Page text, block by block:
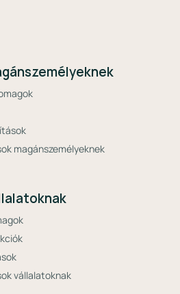
magánszemélyeknek
vállalatoknak